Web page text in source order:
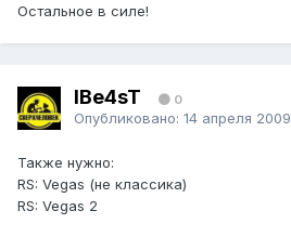
Остальное в силе!
IBe4sT 0
Опубликовано: 14 апреля 2009
Также нужно:
RS: Vegas (не классика)
RS: Vegas 2